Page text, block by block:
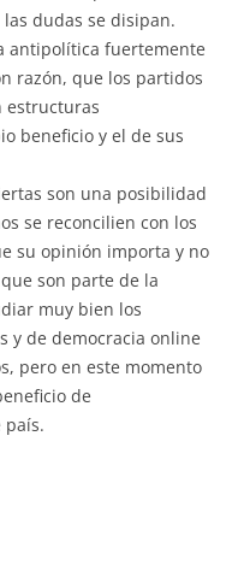
dudas se disipan.
antipolítica fuertemente
razón, que los partidos
estructuras
beneficio y el de sus
son una posibilidad
se reconcilien con los
su opinión importa y no
son parte de la
muy bien los
y de democracia online
pero en este momento
de
país.